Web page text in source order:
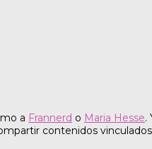
a Frannerd o Maria Hesse.
contenidos